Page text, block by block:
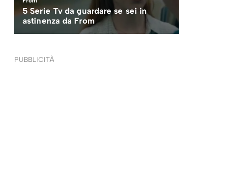
PUBBLICITÀ